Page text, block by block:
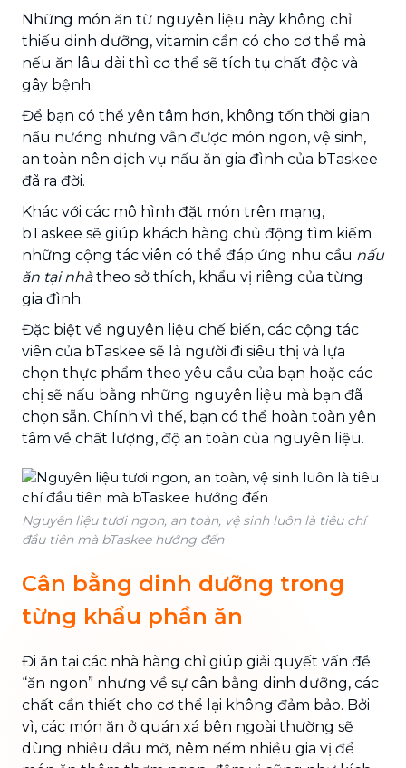
Những món ăn từ nguyên liệu này không chỉ
thiếu dinh dưỡng, vitamin cần có cho cơ thể mà
nếu ăn lâu dài thì cơ thể sẽ tích tụ chất độc và
gây bệnh.
Để bạn có thể yên tâm hơn, không tốn thời gian
nấu nướng nhưng vẫn được món ngon, vệ sinh,
an toàn nên dịch vụ nấu ăn gia đình của bTaskee
đã ra đời.
Khác với các mô hình đặt món trên mạng,
bTaskee sẽ giúp khách hàng chủ động tìm kiếm
những cộng tác viên có thể đáp ứng nhu cầu nấu
ăn tại nhàtheo sở thích, khẩu vị riêng của từng
gia đình.
Đặc biệt về nguyên liệu chế biến, các cộng tác
viên của bTaskee sẽ là người đi siêu thị và lựa
chọn thực phẩm theo yêu cầu của bạn hoặc các
chị sẽ nấu bằng những nguyên liệu mà bạn đã
chọn sẵn. Chính vì thế, bạn có thể hoàn toàn yên
tâm về chất lượng, độ an toàn của nguyên liệu.
Nguyên liệu tươi ngon, an toàn, vệ sinh luôn là tiêu chí
đầu tiên mà bTaskee hướng đến
Cân bằng dinh dưỡng trong
từng khẩu phần ăn
Đi ăn tại các nhà hàng chỉ giúp giải quyết vấn đề
“ăn ngon” nhưng về sự cân bằng dinh dưỡng, các
chất cần thiết cho cơ thể lại không đảm bảo. Bởi
vì, các món ăn ở quán xá bên ngoài thường sẽ
dùng nhiều dầu mỡ, nêm nếm nhiều gia vị để